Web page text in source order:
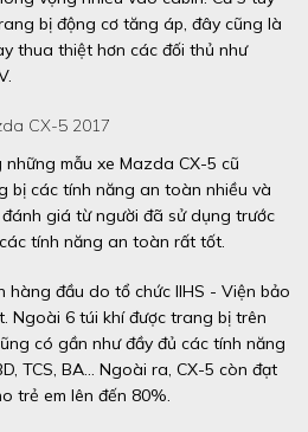
bị động cơ tăng áp, đây cũng là
thua thiệt hơn các đối thủ như
CX-5 2017
mẫu xe Mazda CX-5 cũ
bị các tính năng an toàn nhiều và
giá từ người đã sử dụng trước
tính năng an toàn rất tốt.
đầu do tổ chức IIHS - Viện bảo
Ngoài 6 túi khí được trang bị trên
có gần như đầy đủ các tính năng
TCS, BA… Ngoài ra, CX-5 còn đạt
trẻ em lên đến 80%.